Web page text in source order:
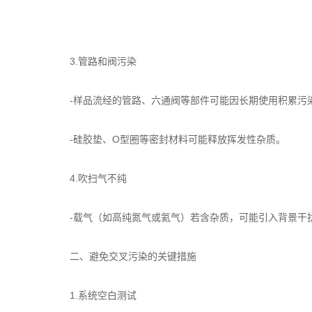
3.管路和阀污染
-样品流经的管路、六通阀等部件可能因长期使用积累污
-硅胶垫、O型圈等密封材料可能释放挥发性杂质。
4.吹扫气不纯
-载气（如高纯氮气或氦气）若含杂质，可能引入背景干
二、避免交叉污染的关键措施
1.系统空白测试